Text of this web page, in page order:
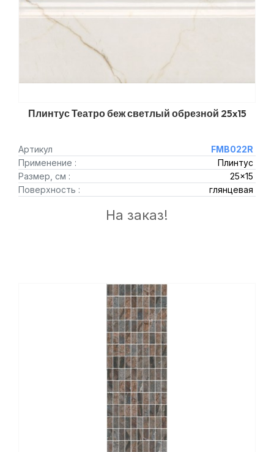
Плинтус Театро беж светлый обрезной 25x15
Артикул
FMB022R
Применение :
Плинтус
Размер, см :
25x15
Поверхность :
глянцевая
На заказ!